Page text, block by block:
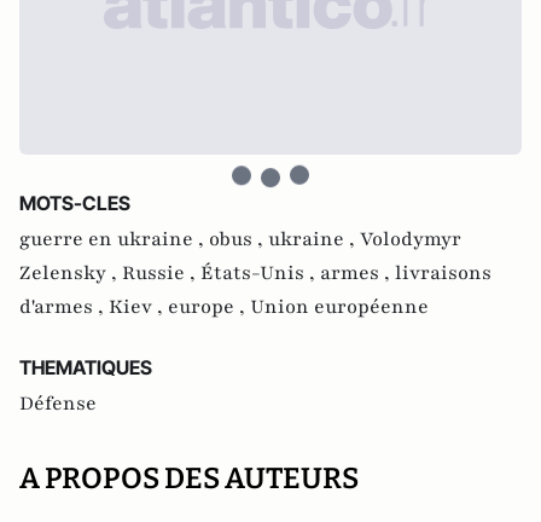
MOTS-CLES
guerre en ukraine , obus , ukraine , Volodymyr
Zelensky , Russie , États-Unis , armes , livraisons
d'armes , Kiev , europe , Union européenne
THEMATIQUES
Défense
A PROPOS DES AUTEURS